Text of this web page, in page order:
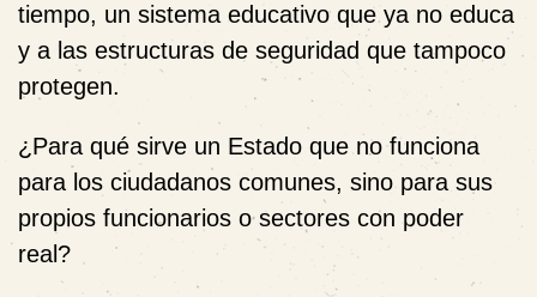
tiempo, un sistema educativo que ya no educa
y a las estructuras de seguridad que tampoco
protegen.
¿Para qué sirve un Estado que no funciona
para los ciudadanos comunes, sino para sus
propios funcionarios o sectores con poder
real?